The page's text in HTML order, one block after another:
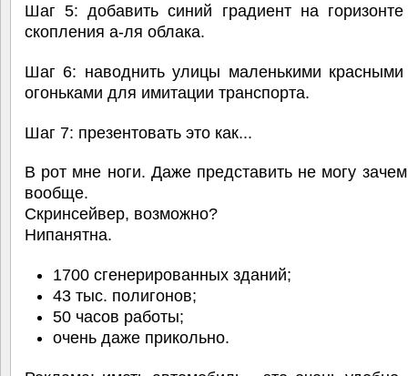
Шаг 5: добавить синий градиент на
скопления а-ля облака.
Шаг 6: наводнить улицы маленькими
огоньками для имитации транспорта.
Шаг 7: презентовать это как...
В рот мне ноги. Даже представить не могу
вообще.
Скринсейвер, возможно?
Нипанятна.
1700 сгенерированных зданий;
43 тыс. полигонов;
50 часов работы;
очень даже прикольно.